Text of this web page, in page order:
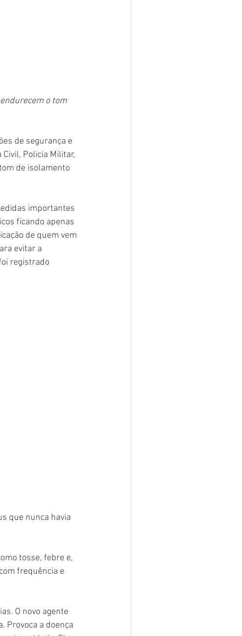
o tom
de segurança e
Policia Militar,
de isolamento
importantes
ficando apenas
de quem vem
evitar a
registrado
que nunca havia
tosse, febre e,
frequência e
O novo agente
Provoca a doença